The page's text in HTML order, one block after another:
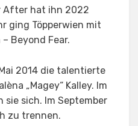
After hat ihn 2022
ging Töpperwien mit
Beyond Fear.
2014 die talentierte
„Magey“ Kalley. Im
sich. Im September
zu trennen.